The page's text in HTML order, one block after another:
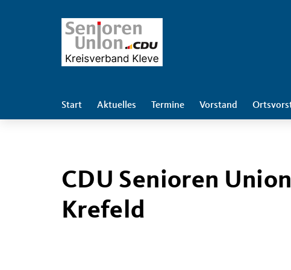
Start Aktuelles Termine Vorstand
CDU Senioren
Krefeld